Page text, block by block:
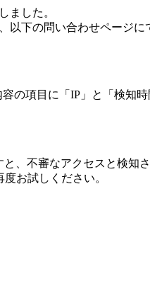
ました。
下の問い合わせページに
の項目に「IP」と「検知
、不審なアクセスと検知
お試しください。